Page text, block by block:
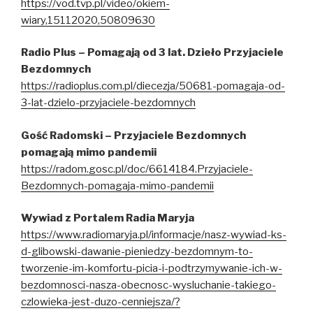
https://vod.tvp.pl/video/okiem-
wiary,15112020,50809630
Radio Plus – Pomagają od 3 lat. Dzieło Przyjaciele
Bezdomnych
https://radioplus.com.pl/diecezja/50681-pomagaja-od-
3-lat-dzielo-przyjaciele-bezdomnych
Gość Radomski – Przyjaciele Bezdomnych
pomagają mimo pandemii
https://radom.gosc.pl/doc/6614184.Przyjaciele-
Bezdomnych-pomagaja-mimo-pandemii
Wywiad z Portalem Radia Maryja
https://www.radiomaryja.pl/informacje/nasz-wywiad-ks-
d-glibowski-dawanie-pieniedzy-bezdomnym-to-
tworzenie-im-komfortu-picia-i-podtrzymywanie-ich-w-
bezdomnosci-nasza-obecnosc-wysluchanie-takiego-
czlowieka-jest-duzo-cenniejsza/?